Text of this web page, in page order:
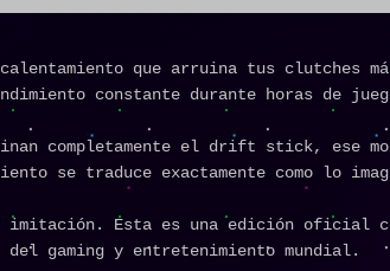
que arruina tus clutches
constante durante horas de
completamente el drift stick, ese
se traduce exactamente como lo
imitación. Esta es una edición oficial
gaming y entretenimiento mundial.